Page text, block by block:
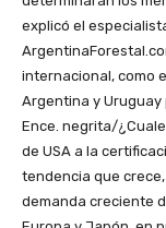
explicó el
internacional, como
Argentina y Uruguay
Ence. negrita/
de USA a la
tendencia que
demanda creciente